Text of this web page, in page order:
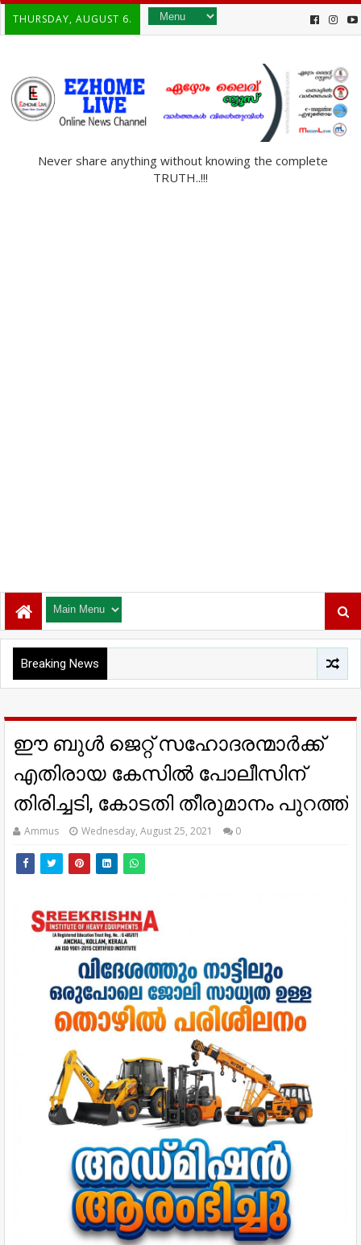
THURSDAY, AUGUST 6.
Never share anything without knowing the complete
TRUTH..!!!
Breaking News
ഈ ബുള്‍ ജെറ്റ് സഹോദരന്മാര്‍ക്ക്
എതിരായ കേസില്‍ പോലീസിന്
തിരിച്ചടി, കോടതി തീരുമാനം പുറത്ത്
Ammus Wednesday, August 25, 2021 0